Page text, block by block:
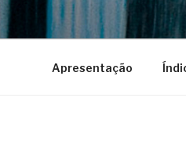
Apresentação